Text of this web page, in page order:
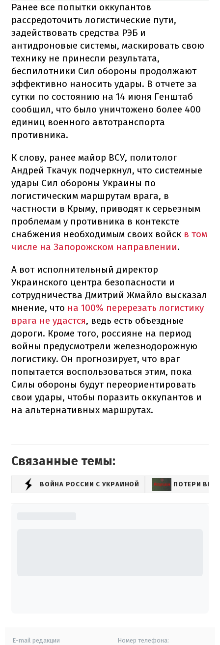
Ранее все попытки оккупантов
рассредоточить логистические пути,
задействовать средства РЭБ и
антидроновые системы, маскировать свою
технику не принесли результата,
беспилотники Сил обороны продолжают
эффективно наносить удары. В отчете за
сутки по состоянию на 14 июня Генштаб
сообщил, что было уничтожено более 400
единиц военного автотранспорта
противника.
К слову, ранее майор ВСУ, политолог
Андрей Ткачук подчеркнул, что системные
удары Сил обороны Украины по
логистическим маршрутам врага, в
частности в Крыму, приводят к серьезным
проблемам у противника в контексте
снабжения необходимым своих войск в том
числе на Запорожском направлении.
А вот исполнительный директор
Украинского центра безопасности и
сотрудничества Дмитрий Жмайло высказал
мнение, что на 100% перерезать логистику
врага не удастся, ведь есть объездные
дороги. Кроме того, россияне на период
войны предусмотрели железнодорожную
логистику. Он прогнозирует, что враг
попытается воспользоваться этим, пока
Силы обороны будут переориентировать
свои удары, чтобы поразить оккупантов и
на альтернативных маршрутах.
Связанные темы:
ВОЙНА РОССИИ С УКРАИНОЙ ПОТЕРИ
E-mail редакции Номер телефона: